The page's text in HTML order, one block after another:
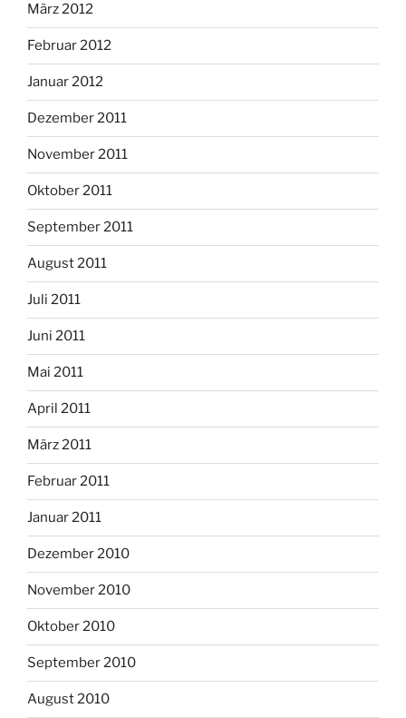
März 2012
Februar 2012
Januar 2012
Dezember 2011
November 2011
Oktober 2011
September 2011
August 2011
Juli 2011
Juni 2011
Mai 2011
April 2011
März 2011
Februar 2011
Januar 2011
Dezember 2010
November 2010
Oktober 2010
September 2010
August 2010